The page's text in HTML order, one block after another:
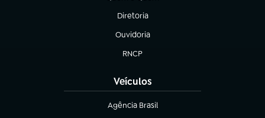
Diretoria
(abre em nova aba)
Ouvidoria
(abre em nova aba)
RNCP
(abre em nova aba)
Veículos
Agência Brasil
(abre em nova aba)